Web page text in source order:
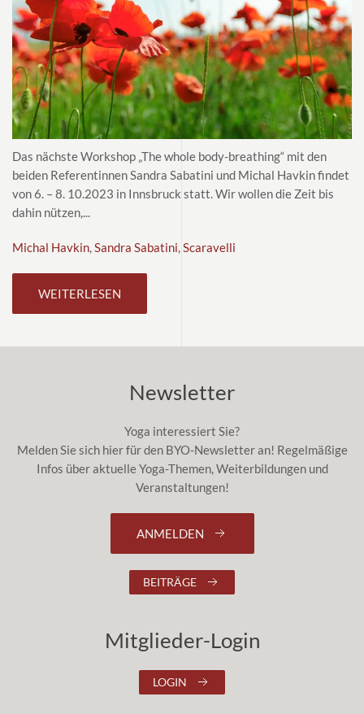
Das nächste Workshop „The whole body-breathing“ mit den
beiden Referentinnen Sandra Sabatini und Michal Havkin findet
von 6. – 8. 10.2023 in Innsbruck statt. Wir wollen die Zeit bis
dahin nützen,...
Michal Havkin,Sandra Sabatini,Scaravelli
WEITERLESEN
Newsletter
Yoga interessiert Sie?
Melden Sie sich hier für den BYO-Newsletter an! Regelmäßige
Infos über aktuelle Yoga-Themen, Weiterbildungen und
Veranstaltungen!
ANMELDEN
BEITRÄGE
Mitglieder-Login
LOGIN